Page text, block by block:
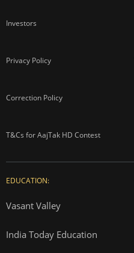
Investors
Privacy Policy
Correction Policy
T&Cs for AajTak HD Contest
EDUCATION:
Vasant Valley
India Today Education